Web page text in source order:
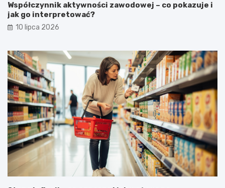
Współczynnik aktywności zawodowej – co pokazuje i
jak go interpretować?
10 lipca 2026